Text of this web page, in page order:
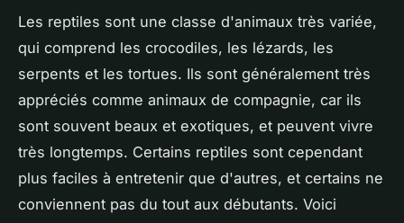
Les reptiles sont une classe d'animaux très variée,
qui comprend les crocodiles, les lézards, les
serpents et les tortues. Ils sont généralement très
appréciés comme animaux de compagnie, car ils
sont souvent beaux et exotiques, et peuvent vivre
très longtemps. Certains reptiles sont cependant
plus faciles à entretenir que d'autres, et certains ne
conviennent pas du tout aux débutants. Voici